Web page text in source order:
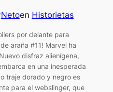
Netoen Historietas
por delante para
araña #11! Marvel ha
disfraz alienígena,
en una inesperada
traje dorado y negro es
para el webslinger, que